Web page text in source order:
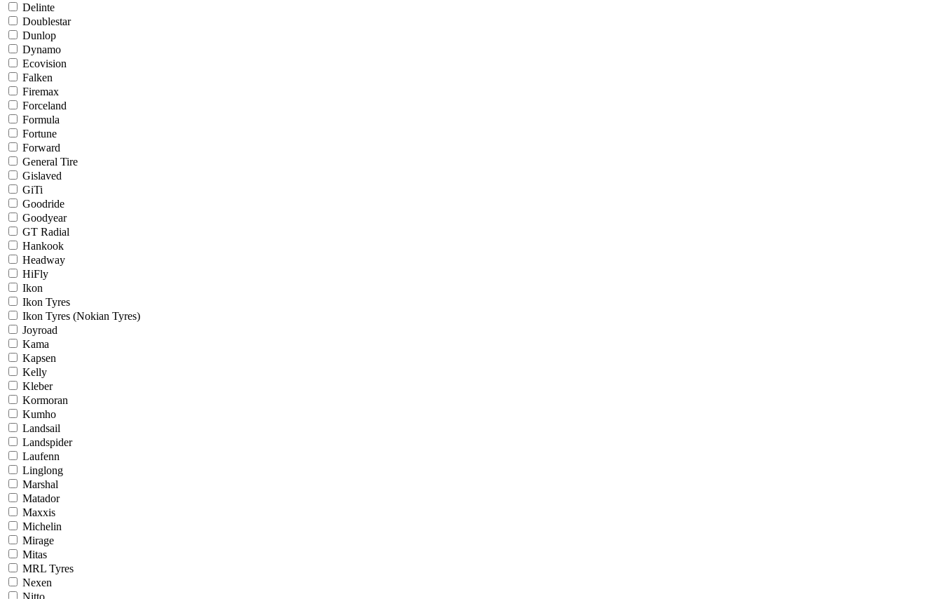
Delinte
Doublestar
Dunlop
Dynamo
Ecovision
Falken
Firemax
Forceland
Formula
Fortune
Forward
General Tire
Gislaved
GiTi
Goodride
Goodyear
GT Radial
Hankook
Headway
HiFly
Ikon
Ikon Tyres
Ikon Tyres (Nokian Tyres)
Joyroad
Kama
Kapsen
Kelly
Kleber
Kormoran
Kumho
Landsail
Landspider
Laufenn
Linglong
Marshal
Matador
Maxxis
Michelin
Mirage
Mitas
MRL Tyres
Nexen
Nitto